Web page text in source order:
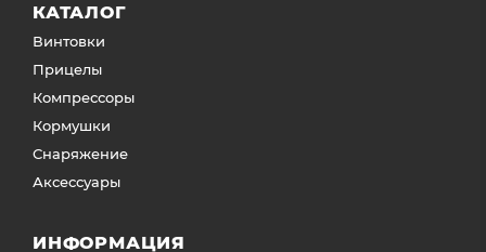
КАТАЛОГ
Винтовки
Прицелы
Компрессоры
Кормушки
Снаряжение
Аксессуары
ИНФОРМАЦИЯ